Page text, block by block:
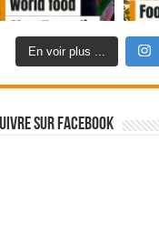
En voir plus ...
sur Facebook